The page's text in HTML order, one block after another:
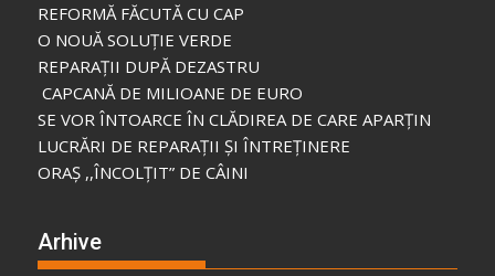
REFORMĂ FĂCUTĂ CU CAP
O NOUĂ SOLUȚIE VERDE
REPARAȚII DUPĂ DEZASTRU
CAPCANĂ DE MILIOANE DE EURO
SE VOR ÎNTOARCE ÎN CLĂDIREA DE CARE APARȚIN
LUCRĂRI DE REPARAȚII ȘI ÎNTREȚINERE
ORAȘ ,,ÎNCOLȚIT” DE CÂINI
Arhive